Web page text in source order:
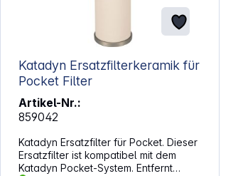
Katadyn Ersatzfilterkeramik für
Pocket Filter
Artikel-Nr.:
859042
Katadyn Ersatzfilter für Pocket. Dieser
Ersatzfilter ist kompatibel mit dem
Katadyn Pocket-System. Entfernt